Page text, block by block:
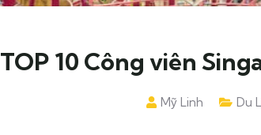
TOP 10 Công viên
Mỹ Linh Du